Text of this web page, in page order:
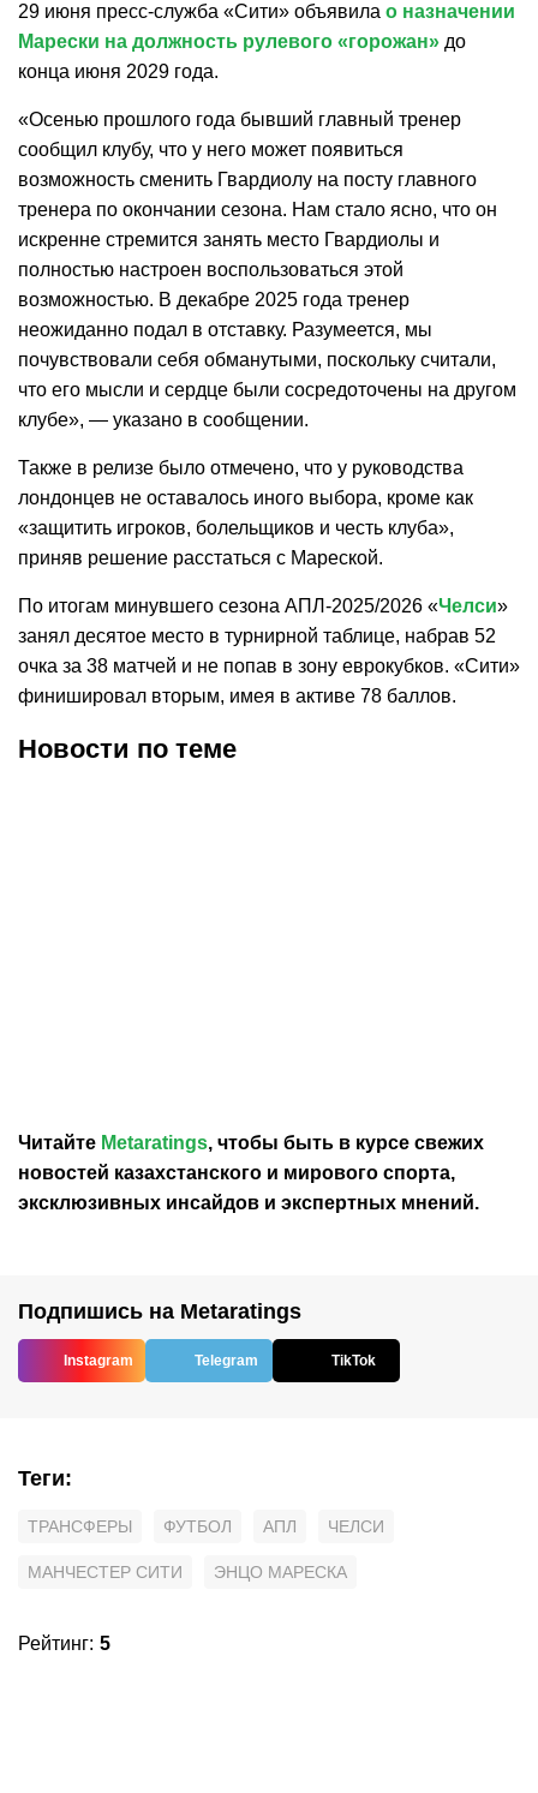
29 июня пресс-служба «Сити» объявила о назначении
Марески на должность рулевого «горожан» до
конца июня 2029 года.
«Осенью прошлого года бывший главный тренер
сообщил клубу, что у него может появиться
возможность сменить Гвардиолу на посту главного
тренера по окончании сезона. Нам стало ясно, что он
искренне стремится занять место Гвардиолы и
полностью настроен воспользоваться этой
возможностью. В декабре 2025 года тренер
неожиданно подал в отставку. Разумеется, мы
почувствовали себя обманутыми, поскольку считали,
что его мысли и сердце были сосредоточены на другом
клубе», — указано в сообщении.
Также в релизе было отмечено, что у руководства
лондонцев не оставалось иного выбора, кроме как
«защитить игроков, болельщиков и честь клуба»,
приняв решение расстаться с Мареской.
По итогам минувшего сезона АПЛ-2025/2026 «Челси»
занял десятое место в турнирной таблице, набрав 52
очка за 38 матчей и не попав в зону еврокубков. «Сити»
финишировал вторым, имея в активе 78 баллов.
Новости по теме
Читайте Metaratings, чтобы быть в курсе свежих
новостей казахстанского и мирового спорта,
эксклюзивных инсайдов и экспертных мнений.
Подпишись на Metaratings
Instagram Telegram TikTok
Теги:
ТРАНСФЕРЫ ФУТБОЛ АПЛ ЧЕЛСИ
МАНЧЕСТЕР СИТИ ЭНЦО МАРЕСКА
Рейтинг: 5